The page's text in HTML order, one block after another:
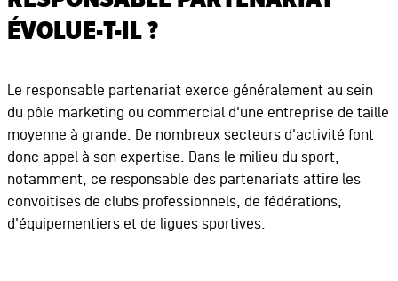
ÉVOLUE-T-IL ?
Le responsable partenariat exerce généralement au sein
du pôle marketing ou commercial d'une entreprise de taille
moyenne à grande. De nombreux secteurs d'activité font
donc appel à son expertise. Dans le milieu du sport,
notamment, ce responsable des partenariats attire les
convoitises de clubs professionnels, de fédérations,
d'équipementiers et de ligues sportives.